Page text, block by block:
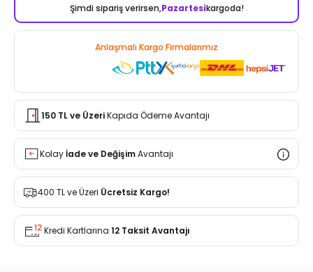
Şimdi sipariş verirsen,Pazartesikargoda!
Anlaşmalı Kargo Firmalarımız
150 TL ve ÜzeriKapıda Ödeme Avantajı
Kolayİade ve DeğişimAvantajı
400 TL ve Üzeri Ücretsiz Kargo!
Kredi Kartlarına 12 Taksit Avantajı